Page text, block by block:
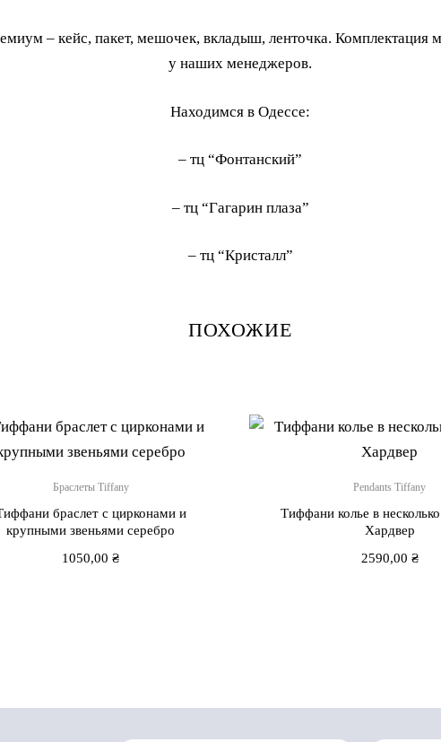
– кейс, пакет, мешочек, вкладыш, ленточка. Комплектация
у наших менеджеров.
Находимся в Одессе:
– тц “Фонтанский”
– тц “Гагарин плаза”
– тц “Кристалл”
ПОХОЖИЕ
Браслеты Tiffany
браслет с цирконами и
крупными звеньями серебро
1050,00₴
Pendants Tiffany
Тиффани колье в
Хардвер
2590,00 ₴